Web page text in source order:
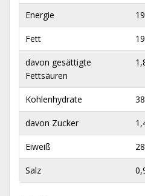
Energie
Fett
davon gesättigte
Fettsäuren
Kohlenhydrate
davon Zucker
Eiweiß
Salz